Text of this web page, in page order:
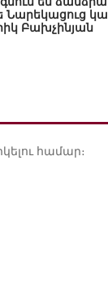
Նարեկացուց
Բախչինյան
համար։